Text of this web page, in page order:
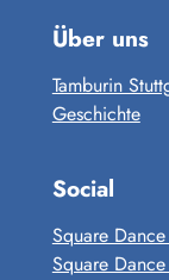
Über uns
Tamburin
Geschichte
Social
Square
Square